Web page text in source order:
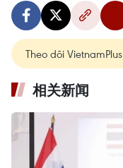
Theo dõi VietnamPlus
相关新闻